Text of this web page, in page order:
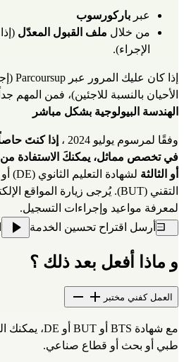
عبر باركورسوب
من خلال ملف القبول المعدّل
الإجراء).
الأحيان بالنسبة للاجئين)، فمن المهم جداً
الهندسة البيولوجية بشكل مباشر
وفقًا لمرسوم يوليو 2024 ،
أو الثالثة
لمعرفة مواعيد وإجراءات التسجيل.
أرسل اقتراح تحسين الخدمة
و ماذا أفعل بعد ذلك ؟
العمل كفني مختبر
طبي أو بحث أو قطاع صناعي.